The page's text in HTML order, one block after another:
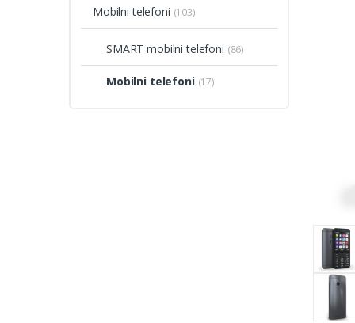
Mobilni telefoni (103)
SMART mobilni telefoni (86)
Mobilni telefoni (17)